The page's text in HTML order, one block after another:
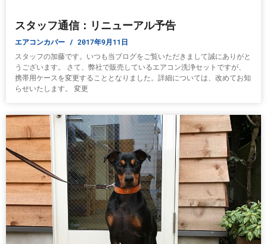
スタッフ通信：リニューアル予告
エアコンカバー 2017年9月11日
スタッフの加藤です。いつも当ブログをご覧いただきまして誠にありがと
うございます。 さて、弊社で販売しているエアコン洗浄セットですが、
携帯用ケースを変更することとなりました。詳細については、改めてお知
らせいたします。 変更